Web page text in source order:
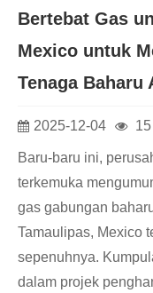
Bertebat Gas
Mexico untuk
Tenaga Baharu
2025-12-04 15
Baru-baru ini,
terkemuka
gas gabungan
Tamaulipas, Mexico
sepenuhnya.
dalam projek